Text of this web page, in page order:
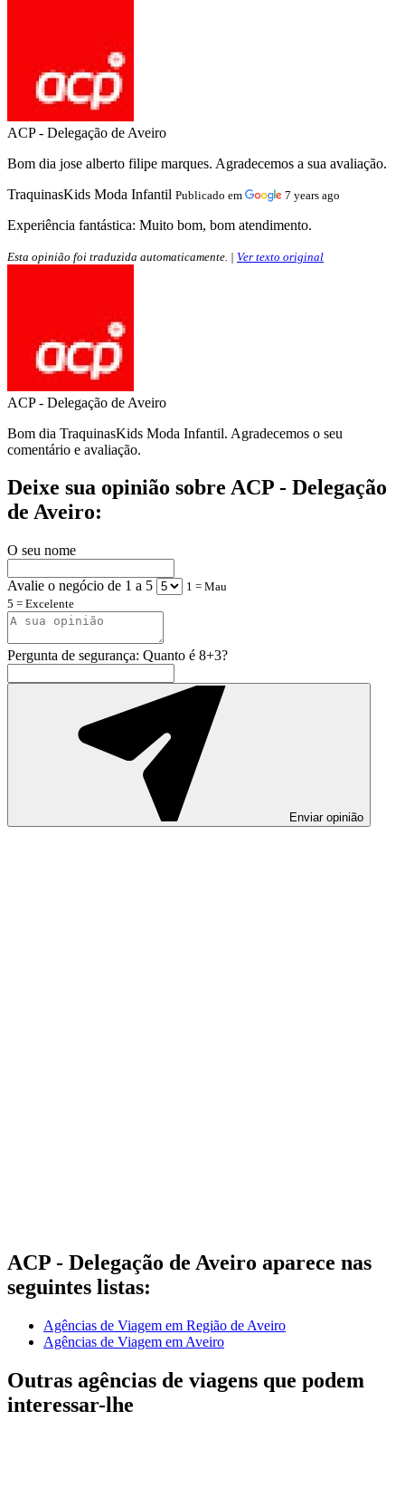
ACP - Delegação de Aveiro
Bom dia jose alberto filipe marques. Agradecemos a sua avaliação.
TraquinasKids Moda Infantil Publicado em 7 years ago
Experiência fantástica: Muito bom, bom atendimento.
Esta opinião foi traduzida automaticamente. | Ver texto original
ACP - Delegação de Aveiro
Bom dia TraquinasKids Moda Infantil. Agradecemos o seu
comentário e avaliação.
Deixe sua opinião sobre ACP - Delegação
de Aveiro:
O seu nome
Avalie o negócio de 1 a 5
1 = Mau
5 = Excelente
Pergunta de segurança: Quanto é 8+3?
Enviar opinião
ACP - Delegação de Aveiro aparece nas
seguintes listas:
Agências de Viagem em Região de Aveiro
Agências de Viagem em Aveiro
Outras agências de viagens que podem
interessar-lhe